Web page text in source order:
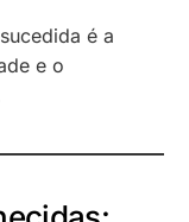
é a
e o